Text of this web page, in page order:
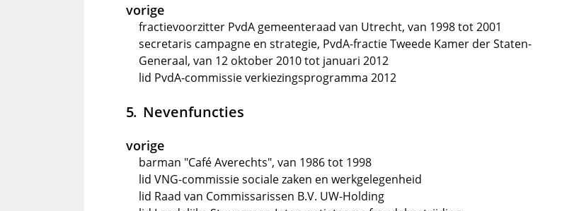
vorige
fractievoorzitter PvdA gemeenteraad van Utrecht, van 1998 tot 2001
secretaris campagne en strategie, PvdA-fractie Tweede Kamer der Staten-
Generaal, van 12 oktober 2010 tot januari 2012
lid PvdA-commissie verkiezingsprogramma 2012
Nevenfuncties
vorige
barman "Café Averechts", van 1986 tot 1998
lid VNG-commissie sociale zaken en werkgelegenheid
lid Raad van Commissarissen B.V. UW-Holding